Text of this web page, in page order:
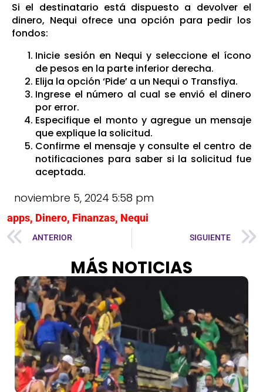
Si el destinatario está dispuesto a devolver el
dinero, Nequi ofrece una opción para pedir los
fondos:
Inicie sesión en Nequi y seleccione el ícono
de pesos en la parte inferior derecha.
Elija la opción ‘Pide’ a un Nequi o Transfiya.
Ingrese el número al cual se envió el dinero
por error.
Especifique el monto y agregue un mensaje
que explique la solicitud.
Confirme el mensaje y consulte el centro de
notificaciones para saber si la solicitud fue
aceptada.
noviembre 5, 2024 5:58 pm
apps, Dinero, Finanzas, Nequi
ANTERIOR SIGUIENTE
MÁS NOTICIAS